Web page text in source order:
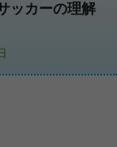
ッカーの理解